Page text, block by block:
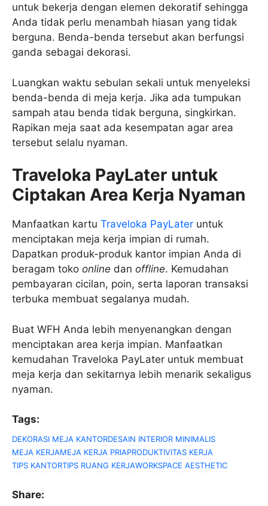
untuk bekerja dengan elemen dekoratif sehingga
Anda tidak perlu menambah hiasan yang tidak
berguna. Benda-benda tersebut akan berfungsi
ganda sebagai dekorasi.
Luangkan waktu sebulan sekali untuk menyeleksi
benda-benda di meja kerja. Jika ada tumpukan
sampah atau benda tidak berguna, singkirkan.
Rapikan meja saat ada kesempatan agar area
tersebut selalu nyaman.
Traveloka PayLater untuk
Ciptakan Area Kerja Nyaman
Manfaatkan kartu Traveloka PayLater untuk
menciptakan meja kerja impian di rumah.
Dapatkan produk-produk kantor impian Anda di
beragam toko online dan offline. Kemudahan
pembayaran cicilan, poin, serta laporan transaksi
terbuka membuat segalanya mudah.
Buat WFH Anda lebih menyenangkan dengan
menciptakan area kerja impian. Manfaatkan
kemudahan Traveloka PayLater untuk membuat
meja kerja dan sekitarnya lebih menarik sekaligus
nyaman.
Tags:
DEKORASI MEJA KANTORDESAIN INTERIOR MINIMALIS
MEJA KERJAMEJA KERJA PRIAPRODUKTIVITAS KERJA
TIPS KANTORTIPS RUANG KERJAWORKSPACE AESTHETIC
Share: